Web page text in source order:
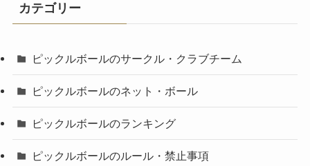
カテゴリー
ピックルボールのサークル・クラブチーム
ピックルボールのネット・ボール
ピックルボールのランキング
ピックルボールのルール・禁止事項